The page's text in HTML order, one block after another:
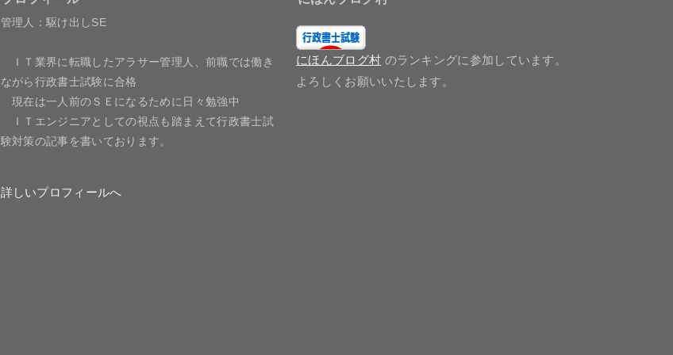
管理人：駆け出しSE
ＩＴ業界に転職したアラサー管理人、前職では働き
ながら行政書士試験に合格
現在は一人前のＳＥになるために日々勉強中
ＩＴエンジニアとしての視点も踏まえて行政書士試
験対策の記事を書いております。
詳しいプロフィールへ
にほんブログ村 のランキングに参加しています。
よろしくお願いいたします。